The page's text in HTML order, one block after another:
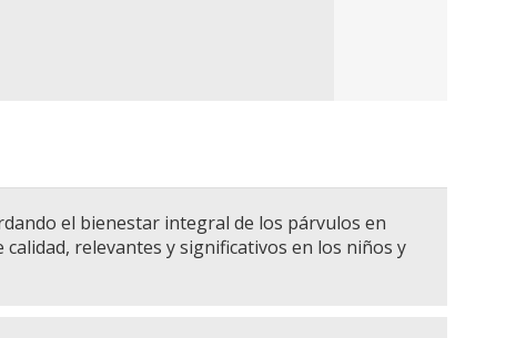
el bienestar integral de los párvulos en
relevantes y significativos en los niños y